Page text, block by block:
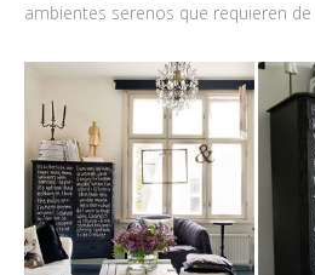
ambientes serenos que requieren